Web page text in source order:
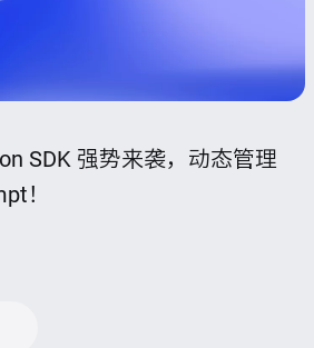
SDK 强势来袭，动态管理
！